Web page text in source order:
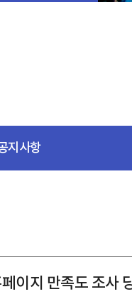
지사항
이지 만족도 조사